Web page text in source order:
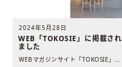
2024年5月28日
WEB「TOKOSIE」に掲載され
ました